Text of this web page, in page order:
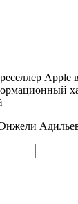
Apple